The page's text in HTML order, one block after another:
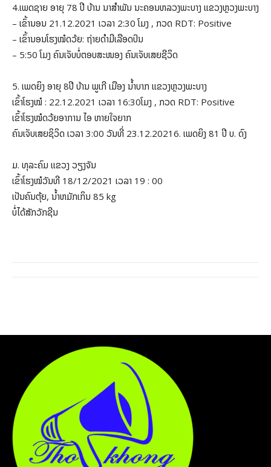
4.ເພດຊາຍ ອາຍຸ 78 ປີ ບ້ານ ນາສຳພັນ ນະຄອນຫລວງພະບາງ ແຂວງຫຼວງພະບາງ
– ເຂົ້ານອນ 21.12.2021 ເວລາ 2:30 ໂມງ , ກວດ RDT: Positive
– ເຂົ້ານອນໂຮງໝໍດວ້ຍ: ຖ່າຍດຳມີເລືອດປົນ
– 5:50 ໂມງ ຄົນເຈັບບໍ່ຕອບສະໜອງ ຄົນເຈັບເສຍຊີວິດ
5. ເພດຍິງ ອາຍຸ 8ປີ ບ້ານ ພູເກີ ເມືອງ ນ້ຳບາກ ແຂວງຫຼວງພະບາງ
ເຂົ້າໂຮງໝໍ : 22.12.2021 ເວລາ 16:30ໂມງ , ກວດ RDT: Positive
ເຂົ້າໂຮງໝໍດວ້ຍອາການ ໄອ ຫາຍໃຈຍາກ
ຄົນເຈັບເສຍຊິວິດ ເວລາ 3:00 ວັນທີ່ 23.12.20216. ເພດຍິງ 81 ປີ ບ. ດົງ
ມ. ທຸລະຄົມ ແຂວງ ວຽງຈັນ
ເຂົ້າໂຮງໝໍວັນທີ 18/12/2021 ເວລາ 19 : 00
ເປັນຄົນຕຸ້ຍ, ນ້ຳຫມັກເກິນ 85 kg
ບໍ່ໄດ້ສັກວັກຊີນ